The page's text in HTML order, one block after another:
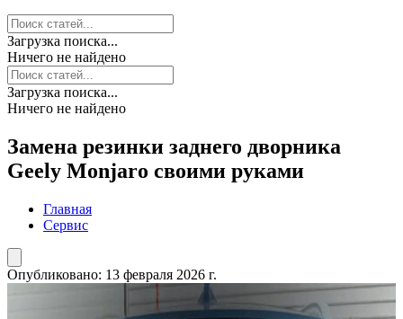
Загрузка поиска...
Ничего не найдено
Загрузка поиска...
Ничего не найдено
Замена резинки заднего дворника
Geely Monjaro своими руками
Главная
Сервис
Опубликовано: 13 февраля 2026 г.